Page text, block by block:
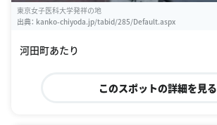
東京女子医科大学発祥の地
出典： kanko-chiyoda.jp/tabid/285/Default.aspx
河田町あたり
このスポットの詳細を見る